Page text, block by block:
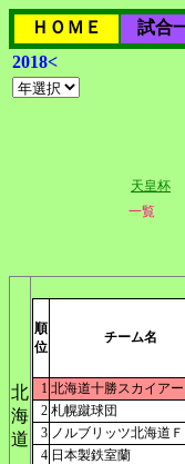
ＨＯＭＥ 試合
2018<
天皇杯
一覧
北
海
道
順
位
チーム名
1 北海道十勝スカイア
2 札幌蹴球団
3 ノルブリッツ北海道Ｆ
4 日本製鉄室蘭